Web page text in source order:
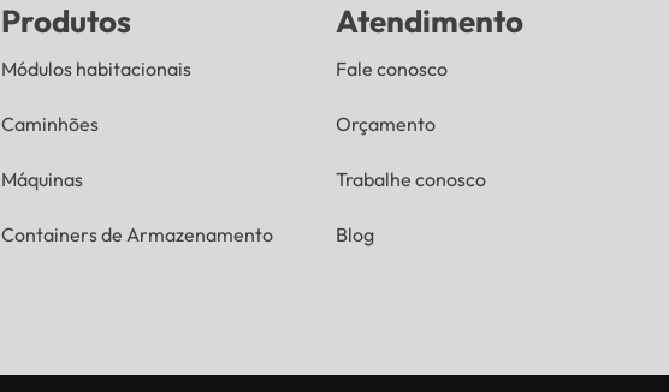
Produtos
Módulos habitacionais
Caminhões
Máquinas
Containers de Armazenamento
Atendimento
Fale conosco
Orçamento
Trabalhe conosco
Blog